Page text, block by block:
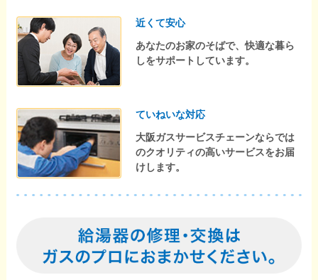
近くて安心
あなたのお家のそばで、快適な暮ら
しをサポートしています。
ていねいな対応
大阪ガスサービスチェーンならでは
のクオリティの高いサービスをお届
けします。